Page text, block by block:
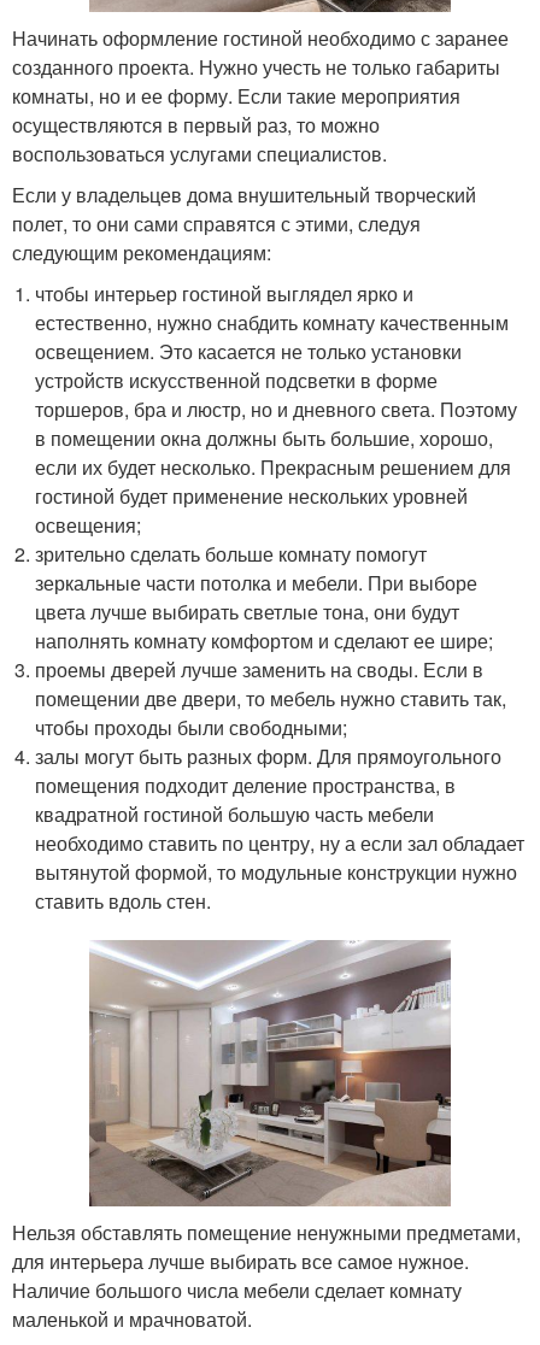
Начинать оформление гостиной необходимо с заранее
созданного проекта. Нужно учесть не только габариты
комнаты, но и ее форму. Если такие мероприятия
осуществляются в первый раз, то можно
воспользоваться услугами специалистов.
Если у владельцев дома внушительный творческий
полет, то они сами справятся с этими, следуя
следующим рекомендациям:
чтобы интерьер гостиной выглядел ярко и
естественно, нужно снабдить комнату качественным
освещением. Это касается не только установки
устройств искусственной подсветки в форме
торшеров, бра и люстр, но и дневного света. Поэтому
в помещении окна должны быть большие, хорошо,
если их будет несколько. Прекрасным решением для
гостиной будет применение нескольких уровней
освещения;
зрительно сделать больше комнату помогут
зеркальные части потолка и мебели. При выборе
цвета лучше выбирать светлые тона, они будут
наполнять комнату комфортом и сделают ее шире;
проемы дверей лучше заменить на своды. Если в
помещении две двери, то мебель нужно ставить так,
чтобы проходы были свободными;
залы могут быть разных форм. Для прямоугольного
помещения подходит деление пространства, в
квадратной гостиной большую часть мебели
необходимо ставить по центру, ну а если зал обладает
вытянутой формой, то модульные конструкции нужно
ставить вдоль стен.
Нельзя обставлять помещение ненужными предметами,
для интерьера лучше выбирать все самое нужное.
Наличие большого числа мебели сделает комнату
маленькой и мрачноватой.